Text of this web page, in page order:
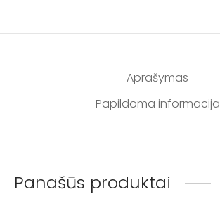
Aprašymas
Papildoma informacija
Panašūs produktai